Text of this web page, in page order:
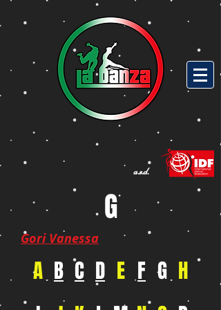
a.s.d.
G
Gori Vanessa
A B C D E F G H